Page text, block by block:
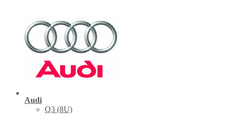
Audi
Q3 (8U)